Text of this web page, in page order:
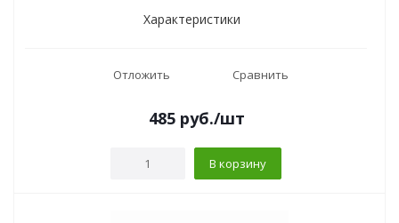
Характеристики
Отложить Сравнить
485руб./шт
В корзину